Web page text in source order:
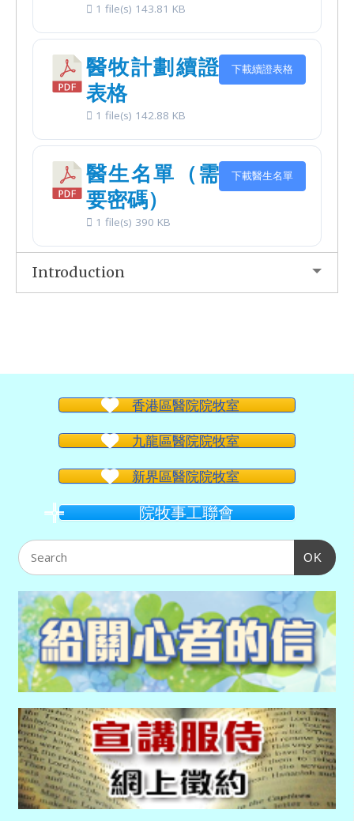
1 file(s) 143.81 KB
醫牧計劃續證
表格
1 file(s) 142.88 KB
下載續證表格
醫生名單（需
要密碼）
1 file(s) 390 KB
下載醫生名單
Introduction
香港區醫院院牧室
九龍區醫院院牧室
新界區醫院院牧室
院牧事工聯會
OK